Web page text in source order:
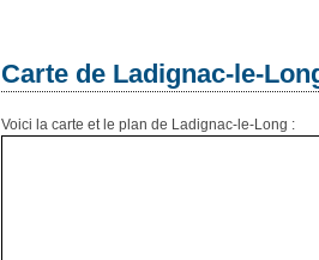
Carte de Ladignac-le-
Voici la carte et le plan de Ladignac-le-Long :